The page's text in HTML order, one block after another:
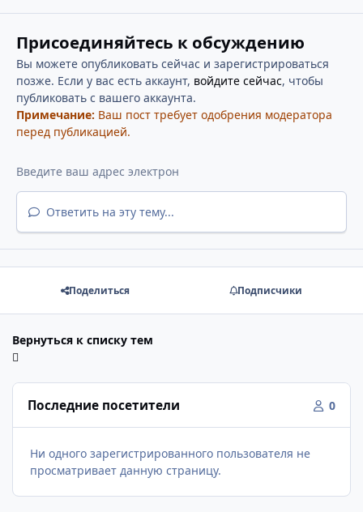
Присоединяйтесь к обсуждению
Вы можете опубликовать сейчас и зарегистрироваться
позже. Если у вас есть аккаунт, войдите сейчас, чтобы
публиковать с вашего аккаунта.
Примечание: Ваш пост требует одобрения модератора
перед публикацией.
Ответить на эту тему...
Поделиться Подписчики
Вернуться к списку тем
Последние посетители 0
Ни одного зарегистрированного пользователя не
просматривает данную страницу.